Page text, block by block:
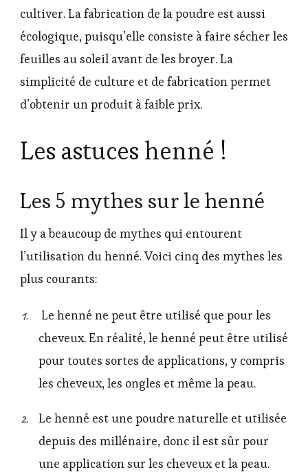
cultiver. La fabrication de la poudre est aussi
écologique, puisqu’elle consiste à faire sécher les
feuilles au soleil avant de les broyer. La
simplicité de culture et de fabrication permet
d’obtenir un produit à faible prix.
Les astuces henné !
Les 5 mythes sur le henné
Il y a beaucoup de mythes qui entourent
l’utilisation du henné. Voici cinq des mythes les
plus courants:
Le henné ne peut être utilisé que pour les
cheveux. En réalité, le henné peut être utilisé
pour toutes sortes de applications, y compris
les cheveux, les ongles et même la peau.
Le henné est une poudre naturelle et utilisée
depuis des millénaire, donc il est sûr pour
une application sur les cheveux et la peau.